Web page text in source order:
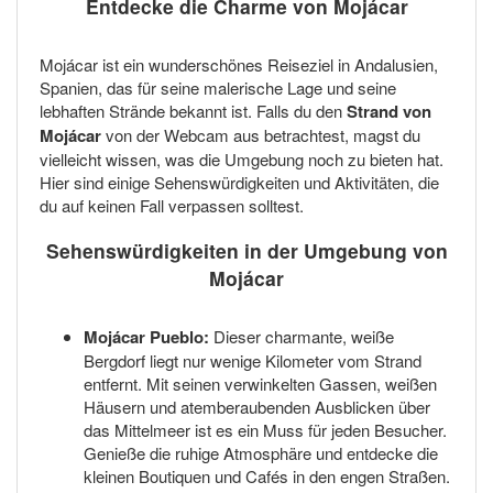
Entdecke die Charme von Mojácar
Mojácar ist ein wunderschönes Reiseziel in Andalusien,
Spanien, das für seine malerische Lage und seine
lebhaften Strände bekannt ist. Falls du denStrand von
Mojácarvon der Webcam aus betrachtest, magst du
vielleicht wissen, was die Umgebung noch zu bieten hat.
Hier sind einige Sehenswürdigkeiten und Aktivitäten, die
du auf keinen Fall verpassen solltest.
Sehenswürdigkeiten in der Umgebung von
Mojácar
Mojácar Pueblo: Dieser charmante, weiße
Bergdorf liegt nur wenige Kilometer vom Strand
entfernt. Mit seinen verwinkelten Gassen, weißen
Häusern und atemberaubenden Ausblicken über
das Mittelmeer ist es ein Muss für jeden Besucher.
Genieße die ruhige Atmosphäre und entdecke die
kleinen Boutiquen und Cafés in den engen Straßen.